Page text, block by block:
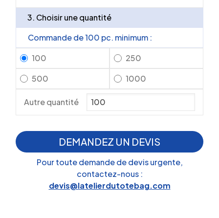
3. Choisir une quantité
Commande de 100 pc. minimum :
100
250
500
1000
Autre quantité
DEMANDEZ UN DEVIS
Pour toute demande de devis urgente,
contactez-nous :
devis@latelierdutotebag.com